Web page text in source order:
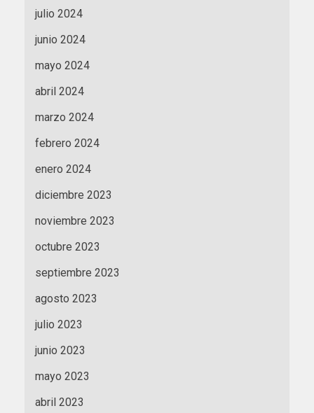
julio 2024
junio 2024
mayo 2024
abril 2024
marzo 2024
febrero 2024
enero 2024
diciembre 2023
noviembre 2023
octubre 2023
septiembre 2023
agosto 2023
julio 2023
junio 2023
mayo 2023
abril 2023